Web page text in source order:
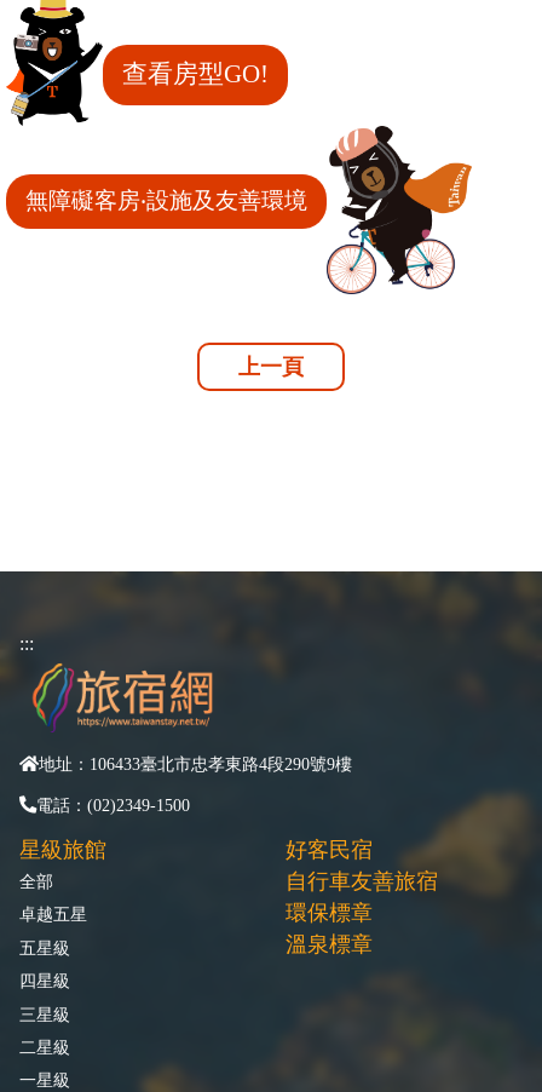
查看房型GO!
無障礙客房‧設施及友善環境
上一頁
:::
地址：106433臺北市忠孝東路4段290號9樓
電話：(02)2349-1500
星級旅館
全部
卓越五星
五星級
四星級
三星級
二星級
一星級
好客民宿
自行車友善旅宿
環保標章
溫泉標章